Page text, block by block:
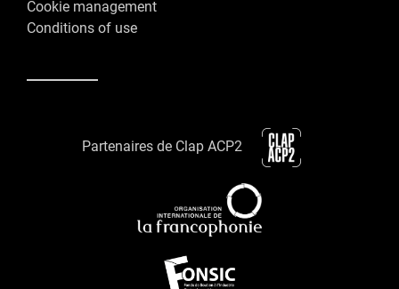
Cookie management
Conditions of use
Partenaires de Clap ACP2